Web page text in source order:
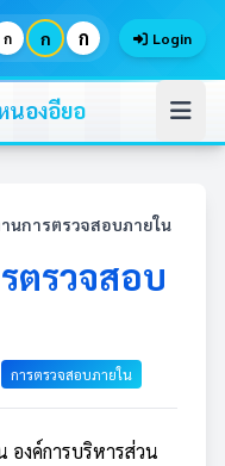
ก ก ก Login
นองอียอ
นการตรวจสอบภายใน
ตรวจสอบ
การตรวจสอบภายใน
องค์การบริหารส่วน